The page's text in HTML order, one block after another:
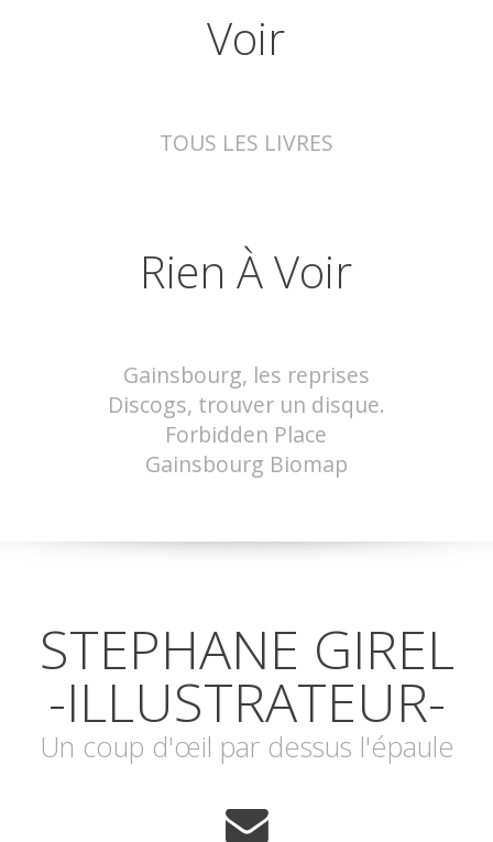
Voir
TOUS LES LIVRES
Rien À Voir
Gainsbourg, les reprises
Discogs, trouver un disque.
Forbidden Place
Gainsbourg Biomap
STEPHANE GIREL
-ILLUSTRATEUR-
Un coup d'œil par dessus l'épaule